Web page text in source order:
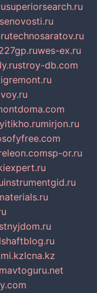
superiorsearch.ru
senovosti.ru
technosaratov.ru
wes-ex.ru
stroy-db.com
mirjon.ru
sp-or.ru
instrumentgid.ru
lcna.kz
avtoguru.net